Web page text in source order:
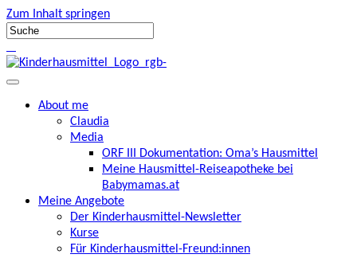
Zum Inhalt springen
About me
Claudia
Media
ORF III Dokumentation: Oma’s Hausmittel
Meine Hausmittel-Reiseapotheke bei
Babymamas.at
Meine Angebote
Der Kinderhausmittel-Newsletter
Kurse
Für Kinderhausmittel-Freund:innen